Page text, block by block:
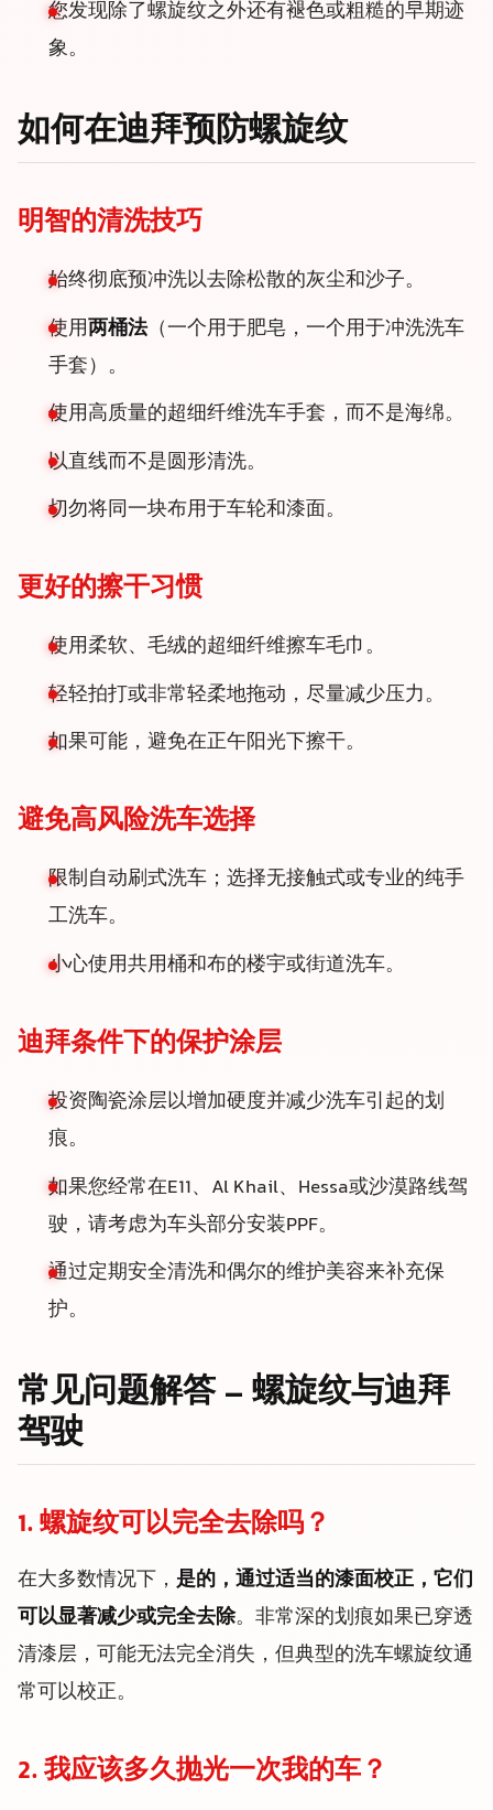
您发现除了螺旋纹之外还有褪色或粗糙的早期迹
象。
如何在迪拜预防螺旋纹
明智的清洗技巧
始终彻底预冲洗以去除松散的灰尘和沙子。
使用两桶法（一个用于肥皂，一个用于冲洗洗车
手套）。
使用高质量的超细纤维洗车手套，而不是海绵。
以直线而不是圆形清洗。
切勿将同一块布用于车轮和漆面。
更好的擦干习惯
使用柔软、毛绒的超细纤维擦车毛巾。
轻轻拍打或非常轻柔地拖动，尽量减少压力。
如果可能，避免在正午阳光下擦干。
避免高风险洗车选择
限制自动刷式洗车；选择无接触式或专业的纯手
工洗车。
小心使用共用桶和布的楼宇或街道洗车。
迪拜条件下的保护涂层
投资陶瓷涂层以增加硬度并减少洗车引起的划
痕。
如果您经常在E11、Al Khail、Hessa或沙漠路线驾
驶，请考虑为车头部分安装PPF。
通过定期安全清洗和偶尔的维护美容来补充保
护。
常见问题解答 – 螺旋纹与迪拜
驾驶
1. 螺旋纹可以完全去除吗？
在大多数情况下， 是的，通过适当的漆面校正，它们
可以显著减少或完全去除。非常深的划痕如果已穿透
清漆层，可能无法完全消失，但典型的洗车螺旋纹通
常可以校正。
2. 我应该多久抛光一次我的车？